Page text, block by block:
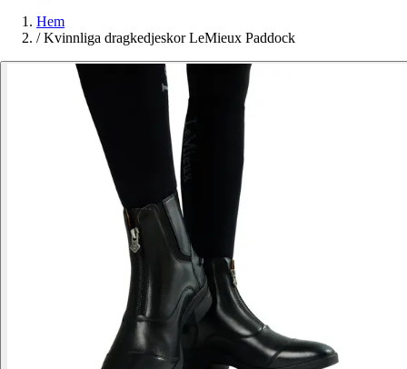
Hem
/ Kvinnliga dragkedjeskor LeMieux Paddock